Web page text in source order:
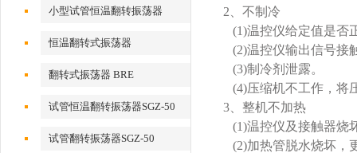
小型试管恒温翻转振荡器
恒温翻转式振荡器
翻转式振荡器 BRE
试管恒温翻转振荡器SGZ-50
试管翻转振荡器SGZ-50
2 、不制冷
(1)温控仪给定值是否
(2)温控仪输出信号接
(3)制冷剂泄露。
(4)压缩机不工作，将
3 、整机不加热
(1)温控仪及接触器烧
(2)加热管脱水烧坏，